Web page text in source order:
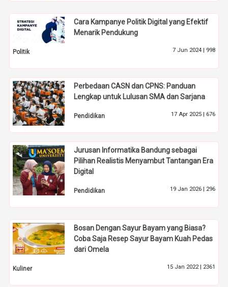
Cara Kampanye Politik Digital yang Efektif
Menarik Pendukung
Politik 7 Jun 2024 | 998
Perbedaan CASN dan CPNS: Panduan
Lengkap untuk Lulusan SMA dan Sarjana
Pendidikan 17 Apr 2025 | 676
Jurusan Informatika Bandung sebagai
Pilihan Realistis Menyambut Tantangan Era
Digital
Pendidikan 19 Jan 2026 | 296
Bosan Dengan Sayur Bayam yang Biasa?
Coba Saja Resep Sayur Bayam Kuah Pedas
dari Omela
Kuliner 15 Jan 2022 | 2361